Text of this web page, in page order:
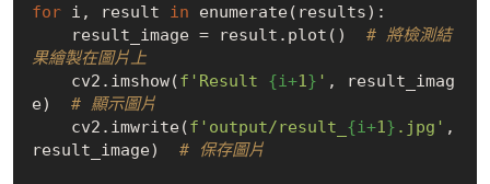
for i, result in enumerate(results):
    result_image = result.plot()
# 將檢測結
果繪製在圖片上
    cv2.imshow(
f'Result {i+1} ' , result_imag
e) # 顯示圖片
    cv2.imwrite(
f'output/result_ {i+1} .jpg' ,
result_image) # 保存圖片